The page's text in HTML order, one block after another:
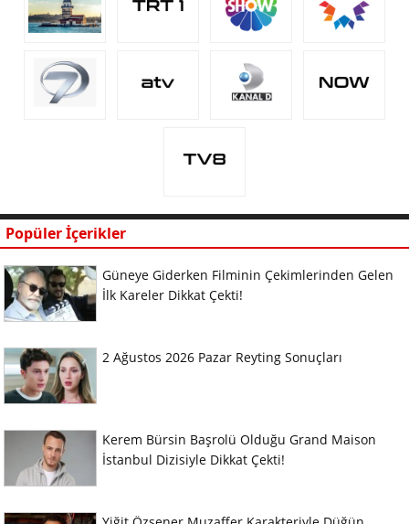
Popüler İçerikler
Güneye Giderken Filminin Çekimlerinden Gelen
İlk Kareler Dikkat Çekti!
2 Ağustos 2026 Pazar Reyting Sonuçları
Kerem Bürsin Başrolü Olduğu Grand Maison
İstanbul Dizisiyle Dikkat Çekti!